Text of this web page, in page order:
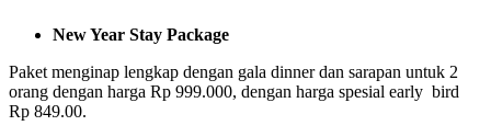
New Year Stay Package
Paket menginap lengkap dengan gala dinner dan sarapan untuk 2
orang dengan harga Rp 999.000, dengan harga spesial early bird
Rp 849.00.